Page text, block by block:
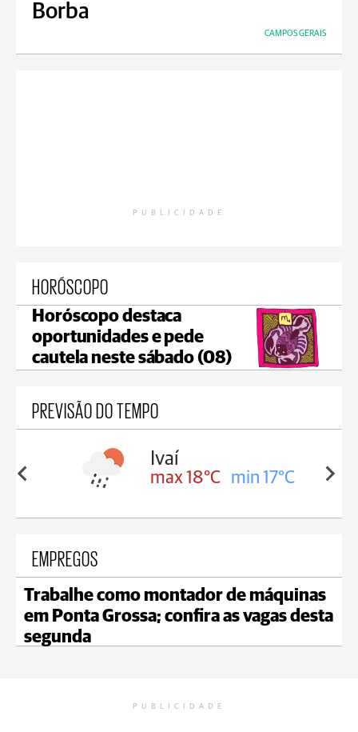
Borba
CAMPOS GERAIS
PUBLICIDADE
HORÓSCOPO
Horóscopo destaca
oportunidades e pede
cautela neste sábado (08)
PREVISÃO DO TEMPO
16°C
Ivaí
max 18°C min 17°C
EMPREGOS
Trabalhe como montador de máquinas
em Ponta Grossa; confira as vagas desta
segunda
PUBLICIDADE